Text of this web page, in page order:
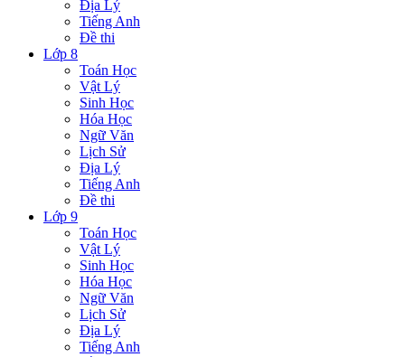
Địa Lý
Tiếng Anh
Đề thi
Lớp 8
Toán Học
Vật Lý
Sinh Học
Hóa Học
Ngữ Văn
Lịch Sử
Địa Lý
Tiếng Anh
Đề thi
Lớp 9
Toán Học
Vật Lý
Sinh Học
Hóa Học
Ngữ Văn
Lịch Sử
Địa Lý
Tiếng Anh